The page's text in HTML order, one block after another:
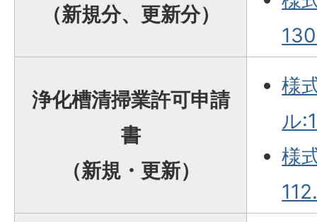
（新規分、更新分）
浄化槽清掃業許可申請
書
（新規・更新）
様
ル
様